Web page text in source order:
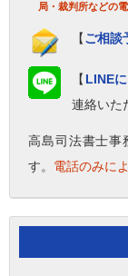
局・裁判所などの
【ご相談
【 LINE
連絡いた
高島司法書士事
す。 電話のみに